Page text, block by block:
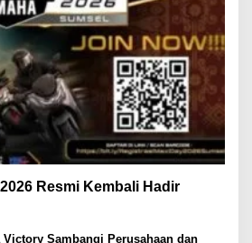
Resmi Kembali Hadir
Victory Sambangi Perusahaan dan